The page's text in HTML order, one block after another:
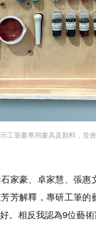
工筆畫專用畫具及顏料，並
家豪、卓家慧、張惠
芳解釋，專研工筆
。相反我認為9位藝